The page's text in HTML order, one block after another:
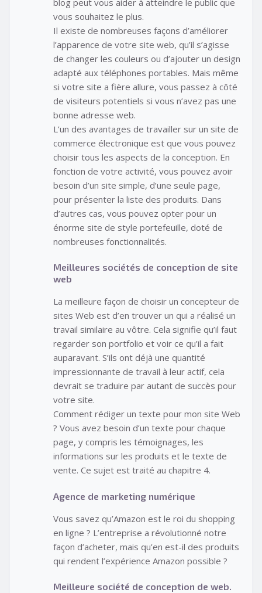
vous souhaitez le plus.
Il existe de nombreuses façons d’améliorer
l’apparence de votre site web, qu’il s’agisse
de changer les couleurs ou d’ajouter un design
adapté aux téléphones portables. Mais même
si votre site a fière allure, vous passez à côté
de visiteurs potentiels si vous n’avez pas une
bonne adresse web.
L’un des avantages de travailler sur un site de
commerce électronique est que vous pouvez
choisir tous les aspects de la conception. En
fonction de votre activité, vous pouvez avoir
besoin d’un site simple, d’une seule page,
pour présenter la liste des produits. Dans
d’autres cas, vous pouvez opter pour un
énorme site de style portefeuille, doté de
nombreuses fonctionnalités.
Meilleures sociétés de conception de site
web
La meilleure façon de choisir un concepteur de
sites Web est d’en trouver un qui a réalisé un
travail similaire au vôtre. Cela signifie qu’il faut
regarder son portfolio et voir ce qu’il a fait
auparavant. S’ils ont déjà une quantité
impressionnante de travail à leur actif, cela
devrait se traduire par autant de succès pour
votre site.
Comment rédiger un texte pour mon site Web
? Vous avez besoin d’un texte pour chaque
page, y compris les témoignages, les
informations sur les produits et le texte de
vente. Ce sujet est traité au chapitre 4.
Agence de marketing numérique
Vous savez qu’Amazon est le roi du shopping
en ligne ? L’entreprise a révolutionné notre
façon d’acheter, mais qu’en est-il des produits
qui rendent l’expérience Amazon possible ?
Meilleure société de conception de web.